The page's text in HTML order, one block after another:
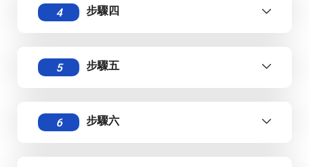
4 步驟四
5 步驟五
6 步驟六